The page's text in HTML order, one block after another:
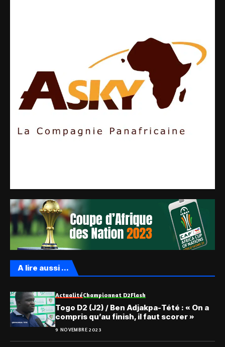
A lire aussi ...
ActualitéChampionnat D2Flash
Togo D2 (J2) / Ben Adjakpa-Tété : « On a
compris qu’au finish, il faut scorer »
9 NOVEMBRE 2023